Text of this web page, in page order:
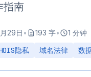
指南
29日 • 193 字• 1 分钟
隐私 域名法律 数